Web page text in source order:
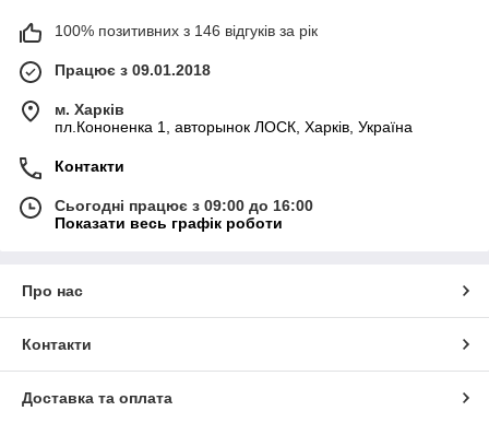
100% позитивних з 146 відгуків за рік
Працює з 09.01.2018
м. Харків
пл.Кононенка 1, авторынок ЛОСК, Харків, Україна
Контакти
Сьогодні працює з 09:00 до 16:00
Показати весь графік роботи
Про нас
Контакти
Доставка та оплата